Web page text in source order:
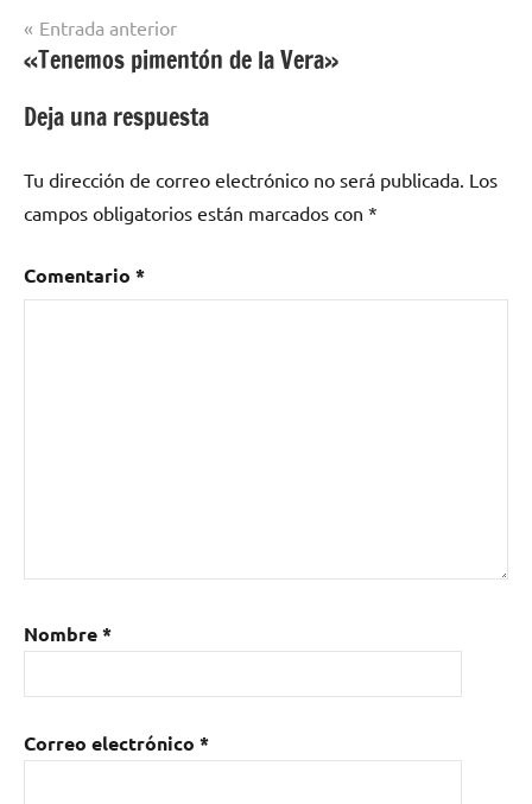
Navegación
de
entradas
Entrada anterior
«Tenemos pimentón de la Vera»
Deja una respuesta
Tu dirección de correo electrónico no será publicada. Los
campos obligatorios están marcados con *
Comentario *
Nombre*
Correo electrónico *